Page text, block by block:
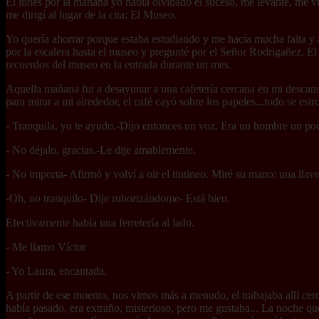
me dirigí al lugar de la cita: El Museo.
Yo quería ahorrar porque estaba estudiando y me hacía mucha falta
por la escalera hasta el museo y pregunté por el Señor Rodrigañez.
recuerdos del museo en la entrada durante un mes.
Aquella mañana fui a desayunar a una cafetería cercana en mi
para mirar a mi alrededor, el café cayó sobre los papeles...todo se
- Tranquila, yo te ayudo.-Dijo entonces un voz. Era un hombre un
- No déjalo, gracias.-Le dije amablemente.
- No importa- Afirmó y volví a oir el tintineo. Miré su mano; una
-Oh, no tranquilo- Dije ruborizándome- Está bien.
Efectivamente había una ferretería al lado.
- Me llamo Víctor
- Yo Laura, encantada.
A partir de ese moento, nos vimos más a menudo, el trabajaba allí
había pasado, era extraño, misterioso, pero me gustaba... La noche